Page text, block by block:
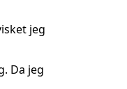
jeg
Da jeg